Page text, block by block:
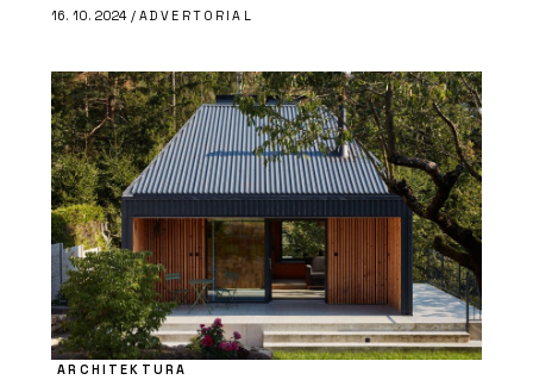
16. 10. 2024 / ADVERTORIAL
ARCHITEKTURA